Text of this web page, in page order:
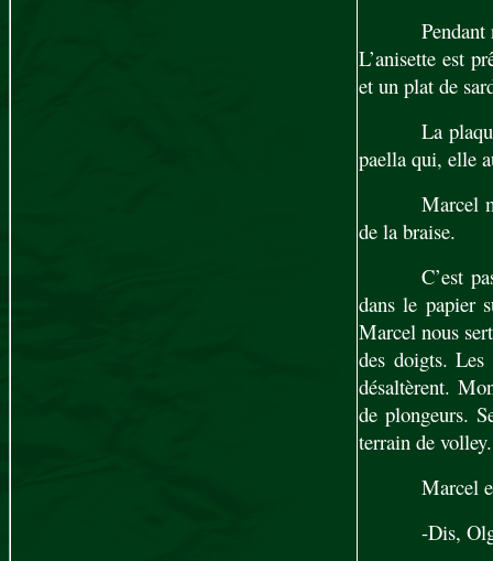
L’anisette est
et un plat de
La
paella qui, elle
Marcel
de la braise.
C’est
dans le papier
Marcel nous
des doigts. Les
désaltèrent.
de plongeurs.
terrain de volley.
Marcel
-Dis,